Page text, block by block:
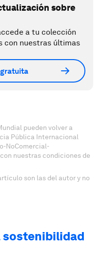
sobre
a tu colección
con nuestras últimas
pueden volver a
Pública Internacional
NoComercial-
nuestras condiciones de
son las del autor y no
sostenibilidad